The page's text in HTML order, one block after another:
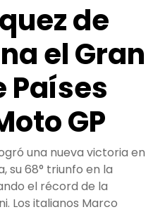
de
el Gran
Países
GP
una nueva victoria en
su 68° triunfo en la
el récord de la
Los italianos Marco